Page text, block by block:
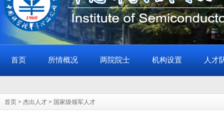
首页 所情概况 两院院士 机构设置 人才
首页 > 杰出人才 > 国家级领军人才